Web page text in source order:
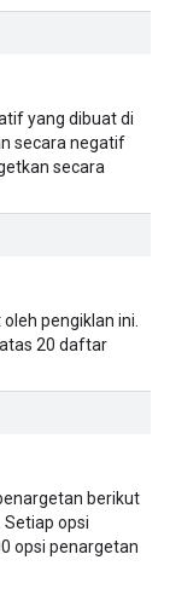
yang dibuat di
secara negatif
secara
pengiklan ini.
20 daftar
berikut
opsi
opsi penargetan